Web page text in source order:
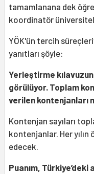
tamamlanana dek
koordinatör
YÖK'ün tercih
yanıtları şöyle:
Yerleştirme
görülüyor. Toplam
verilen kontenjanları
Kontenjan sayıları
kontenjanlar. Her
edecek.
Puanım,